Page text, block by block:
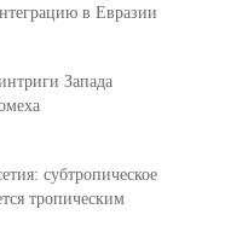
в Евразии
Запада
субтропическое
тропическим